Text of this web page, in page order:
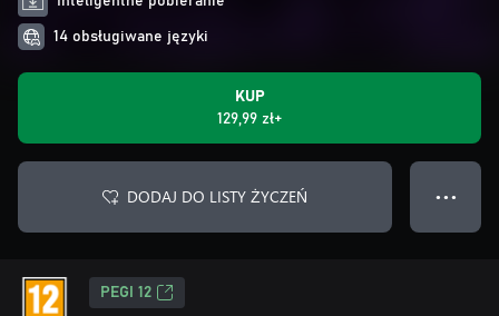
14 obsługiwane języki
KUP
129,99 zł+
DODAJ DO LISTY ŻYCZEŃ ● ● ●
PEGI 12